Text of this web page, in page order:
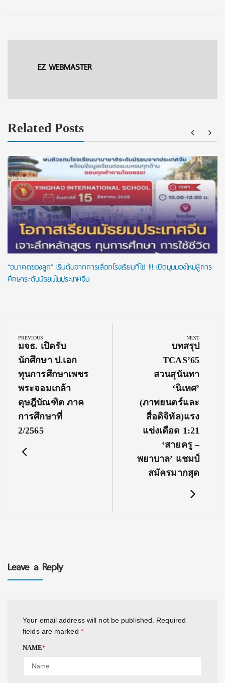
EZ WEBMASTER
Related Posts
“อนาคตของลูก” เริ่มต้นจากการเลือกโรงเรียนที่ใช่ !!! เปิดมุมมองใหม่สู่การ
ศึกษาระดับมัธยมในประเทศจีน
navigation
PREVIOUS
Previous
Post:
มจธ. เปิดรับ
นักศึกษา ป.เอก
ทุนการศึกษาเพชร
พระจอมเกล้า
ดุษฎีบัณฑิต ภาค
การศึกษาที่
2/2565
NEXT
Next
Post:
บทสรุป
TCAS’65
สวนสุนันทา
‘นิเทศ’
(ภาพยนตร์และ
สื่อดิจิทัล)แรง
แข่งเดือด 1:21
‘สายครู –
พยาบาล’ แชมป์
สมัครมากสุด
Leave a Reply
Your email address will not be published.
Required
fields are marked *
NAME*